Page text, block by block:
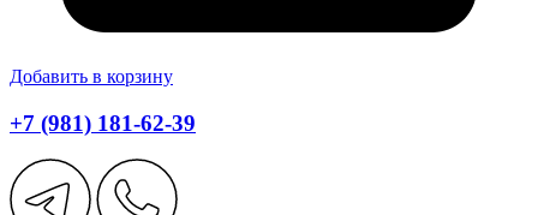
Добавить в корзину
+7 (981) 181-62-39